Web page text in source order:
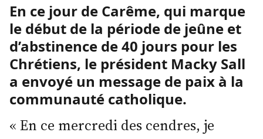
En ce jour de Carême, qui marque
le début de la période de jeûne et
d’abstinence de 40 jours pour les
Chrétiens, le président Macky Sall
a envoyé un message de paix à la
communauté catholique.
« En ce mercredi des cendres, je